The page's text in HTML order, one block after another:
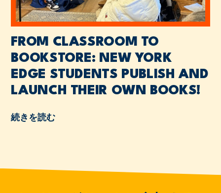
FROM CLASSROOM TO
BOOKSTORE: NEW YORK
EDGE STUDENTS PUBLISH AND
LAUNCH THEIR OWN BOOKS!
続きを読む